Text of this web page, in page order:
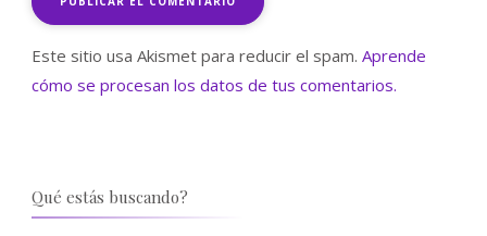
Este sitio usa Akismet para reducir el spam. Aprende
cómo se procesan los datos de tus comentarios.
Qué estás buscando?